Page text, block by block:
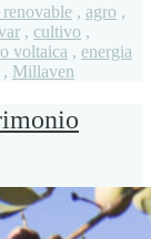
, agro ,
, cultivo ,
voltaica , energia
, Millaven